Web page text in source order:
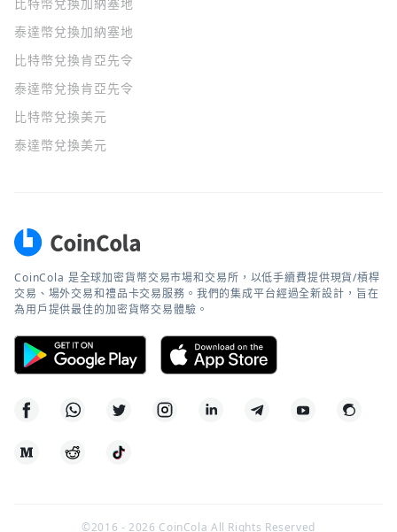
比特幣兌換加納塞地
泰達幣兌換加納塞地
比特幣兌換肯亞先令
泰達幣兌換肯亞先令
比特幣兌換美元
泰達幣兌換美元
CoinCola 是全球加密貨幣交易市場和交易所，以低手續費提供現貨/槓桿
交易、場外交易和禮品卡交易服務。我們的集成平台經過全新設計，旨在
為用戶提供最佳的加密貨幣交易體驗。
©2016 -2026 CoinCola All Rights Reserved